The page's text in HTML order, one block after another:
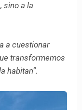
sino a la
a cuestionar
transformemos
habitan”.